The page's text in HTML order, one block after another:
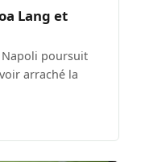
Lang et
Napoli poursuit
arraché la